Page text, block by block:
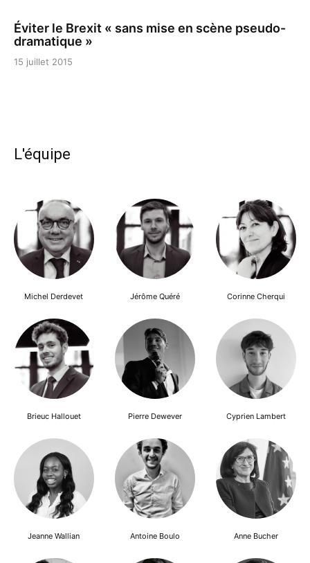
Éviter le Brexit « sans mise en scène pseudo-
dramatique »
15 juillet 2015
L'équipe
Michel Derdevet Jérôme Quéré Corinne Cherqui
Brieuc Hallouet Pierre Dewever Cyprien Lambert
Jeanne Wallian Antoine Boulo Anne Bucher